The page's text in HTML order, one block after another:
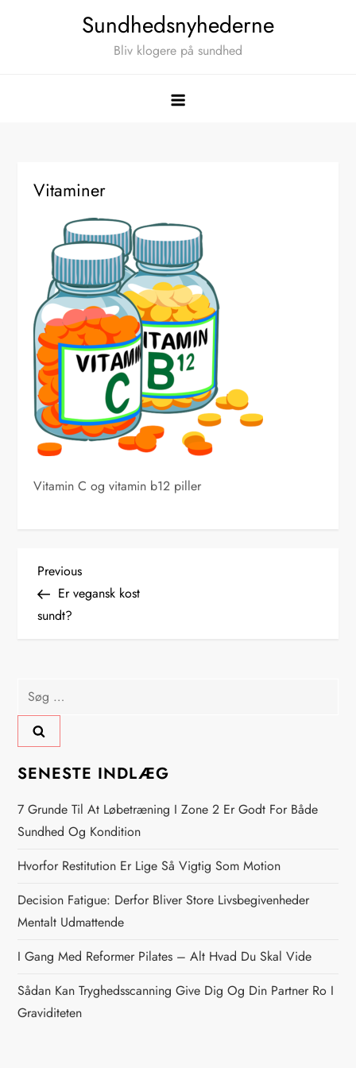
Sundhedsnyhederne
Bliv klogere på sundhed
Vitaminer
Vitamin C og vitamin b12 piller
I
n
l
æ
g
s
n
a
v
i
g
a
Previous
Post
Previous
Er vegansk kost
sundt?
Søg
efter:
SENESTE INDLÆG
7 Grunde Til At Løbetræning I Zone 2 Er Godt For Både
Sundhed Og Kondition
Hvorfor Restitution Er Lige Så Vigtig Som Motion
Decision Fatigue: Derfor Bliver Store Livsbegivenheder
Mentalt Udmattende
I Gang Med Reformer Pilates – Alt Hvad Du Skal Vide
Sådan Kan Tryghedsscanning Give Dig Og Din Partner Ro I
Graviditeten